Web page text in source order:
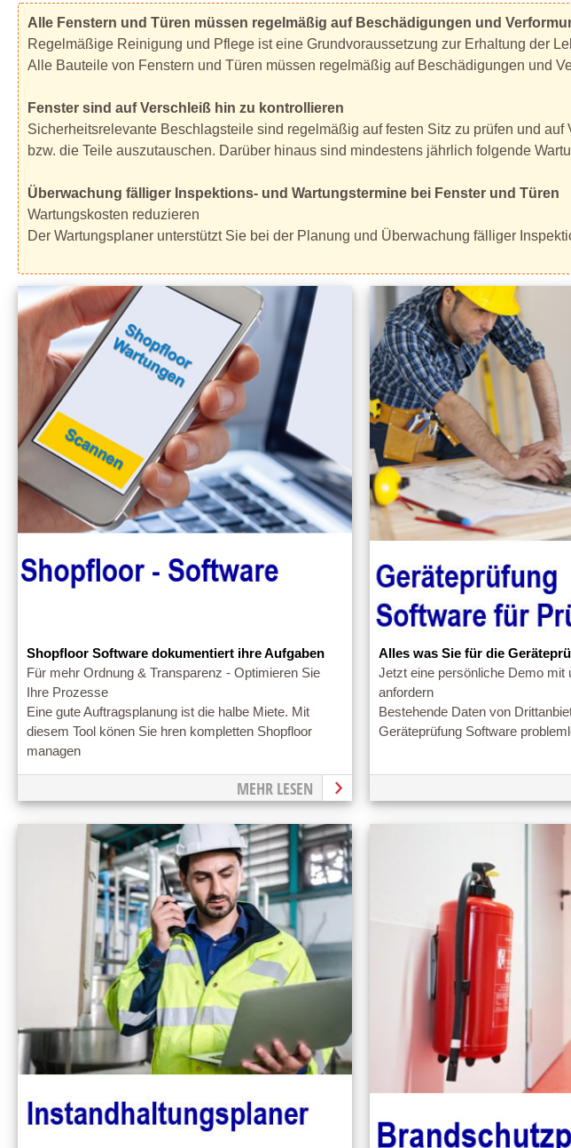
Alle Fenstern und Türen müssen regelmäßig auf Beschädigungen und
Regelmäßige Reinigung und Pflege ist eine Grundvoraussetzung zur Erhaltung der
Alle Bauteile von Fenstern und Türen müssen regelmäßig auf Beschädigungen und
Fenster sind auf Verschleiß hin zu kontrollieren
Sicherheitsrelevante Beschlagsteile sind regelmäßig auf festen Sitz zu prüfen und
bzw. die Teile auszutauschen. Darüber hinaus sind mindestens jährlich folgende
Überwachung fälliger Inspektions- und Wartungstermine bei Fenster und Türen
Wartungskosten reduzieren
Der Wartungsplaner unterstützt Sie bei der Planung und Überwachung fälliger
Shopfloor Software dokumentiert ihre Aufgaben
Für mehr Ordnung & Transparenz - Optimieren Sie
Ihre Prozesse
Eine gute Auftragsplanung ist die halbe Miete. Mit
diesem Tool könen Sie hren kompletten Shopfloor
managen
MEHR LESEN
Alles was Sie für die
Jetzt eine persönliche Demo mit
anfordern
Bestehende Daten von
Geräteprüfung Software